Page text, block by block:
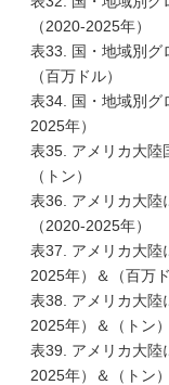
（2020-2025年）
表33. 国・地域別グ
（百万ドル）
表34. 国・地域別グ
2025年）
表35. アメリカ大陸
（トン）
表36. アメリカ大陸
（2020-2025年）
表37. アメリカ大陸
2025年）＆（百万ド
表38. アメリカ大陸
2025年）＆（トン）
表39. アメリカ大陸
2025年）＆（トン）